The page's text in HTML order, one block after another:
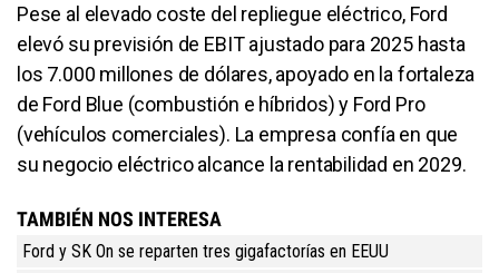
Pese al elevado coste del repliegue eléctrico, Ford
elevó su previsión de EBIT ajustado para 2025 hasta
los 7.000 millones de dólares, apoyado en la fortaleza
de Ford Blue (combustión e híbridos) y Ford Pro
(vehículos comerciales). La empresa confía en que
su negocio eléctrico alcance la rentabilidad en 2029.
TAMBIÉN NOS INTERESA
Ford y SK On se reparten tres gigafactorías en EEUU